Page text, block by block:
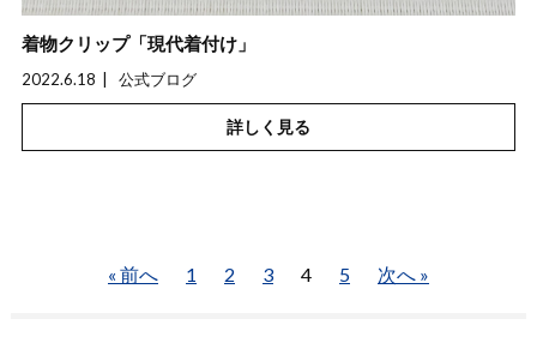
着物クリップ「現代着付け」
2022.6.18
公式ブログ
詳しく見る
« 前へ 1 2 3 4 5 次へ »